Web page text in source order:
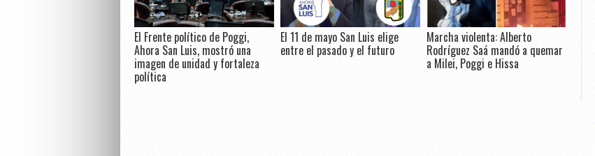
El Frente político de Poggi,
Ahora San Luis, mostró una
imagen de unidad y fortaleza
política
El 11 de mayo San Luis elige
entre el pasado y el futuro
Marcha violenta: Alberto
Rodríguez Saá mandó a quemar
a Milei, Poggi e Hissa